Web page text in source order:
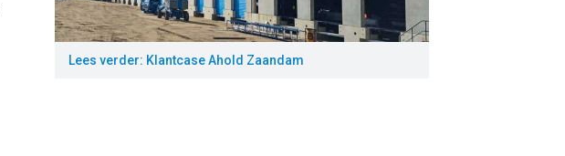
Lees verder: Klantcase Ahold Zaandam